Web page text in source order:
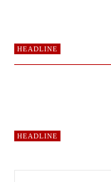
HEADLINE
HEADLINE